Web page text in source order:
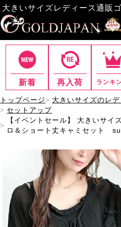
大きいサイズレディース通販
新着 再入荷 ランキ
トップページ
大きいサイズのレ
セットアップ
【イベントセール】 大きいサイ
ロ＆ショート丈キャミセット